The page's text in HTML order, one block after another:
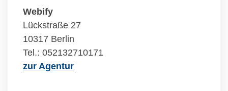
Webify
Lückstraße 27
10317 Berlin
Tel.: 052132710171
zur Agentur